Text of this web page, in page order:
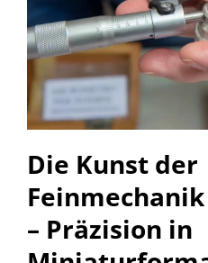
Die Kunst der
– Präzision in